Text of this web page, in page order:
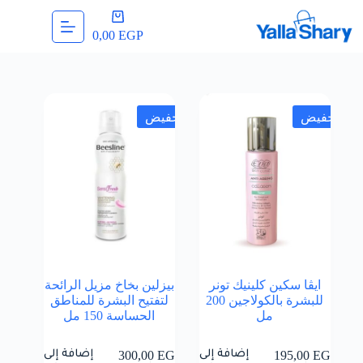
المحتوى
عربة
التسوق
0,00 EGP
تخفيض
ايڤا سكين كلينيك تونر
للبشرة بالكولاجين 200
مل
195,00 EGP
إضافة إلى
تخفيض
بيزلين بخاخ مزيل الرائحة
لتفتيح البشرة للمناطق
الحساسة 150 مل
300,00 EGP
إضافة إلى